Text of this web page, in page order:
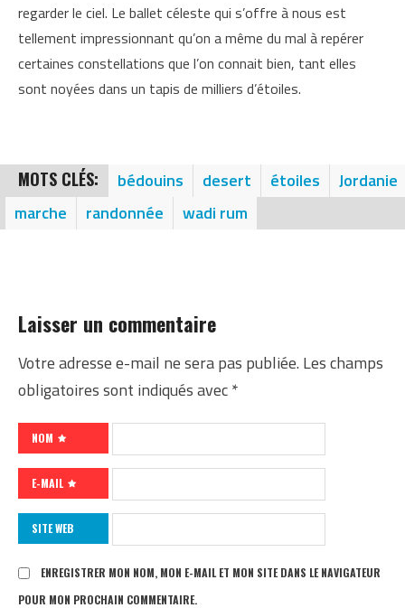
regarder le ciel. Le ballet céleste qui s’offre à nous est
tellement impressionnant qu’on a même du mal à repérer
certaines constellations que l’on connait bien, tant elles
sont noyées dans un tapis de milliers d’étoiles.
MOTS CLÉS: bédouins desert étoiles
Jordanie
marche
randonnée wadi rum
Laisser un commentaire
Votre adresse e-mail ne sera pas publiée. Les champs
obligatoires sont indiqués avec*
NOM
E-MAIL
SITE WEB
ENREGISTRER MON NOM, MON E-MAIL ET MON SITE DANS LE NAVIGATEUR
POUR MON PROCHAIN COMMENTAIRE.